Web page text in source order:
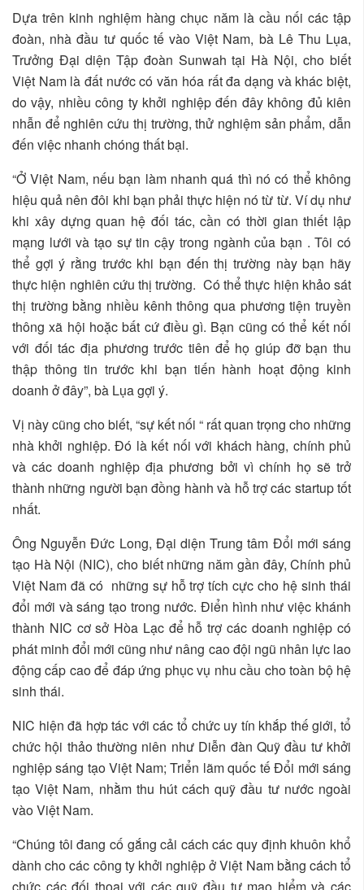
Dựa trên kinh nghiệm hàng chục năm là cầu nối các tập
đoàn, nhà đầu tư quốc tế vào Việt Nam, bà Lê Thu Lụa,
Trưởng Đại diện Tập đoàn Sunwah tại Hà Nội, cho biết
Việt Nam là đất nước có văn hóa rất đa dạng và khác biệt,
do vậy, nhiều công ty khởi nghiệp đến đây không đủ kiên
nhẫn để nghiên cứu thị trường, thử nghiệm sản phẩm, dẫn
đến việc nhanh chóng thất bại.
“Ở Việt Nam, nếu bạn làm nhanh quá thì nó có thể không
hiệu quả nên đôi khi bạn phải thực hiện nó từ từ. Ví dụ như
khi xây dựng quan hệ đối tác, cần có thời gian thiết lập
mạng lưới và tạo sự tin cậy trong ngành của bạn . Tôi có
thể gợi ý rằng trước khi bạn đến thị trường này bạn hãy
thực hiện nghiên cứu thị trường. Có thể thực hiện khảo sát
thị trường bằng nhiều kênh thông qua phương tiện truyền
thông xã hội hoặc bất cứ điều gì. Bạn cũng có thể kết nối
với đối tác địa phương trước tiên để họ giúp đỡ bạn thu
thập thông tin trước khi bạn tiến hành hoạt động kinh
doanh ở đây”, bà Lụa gợi ý.
Vị này cũng cho biết, “sự kết nối “ rất quan trọng cho những
nhà khởi nghiệp. Đó là kết nối với khách hàng, chính phủ
và các doanh nghiệp địa phương bởi vì chính họ sẽ trở
thành những người bạn đồng hành và hỗ trợ các startup tốt
nhất.
Ông Nguyễn Đức Long, Đại diện Trung tâm Đổi mới sáng
tạo Hà Nội (NIC), cho biết những năm gần đây, Chính phủ
Việt Nam đã có những sự hỗ trợ tích cực cho hệ sinh thái
đổi mới và sáng tạo trong nước. Điển hình như việc khánh
thành NIC cơ sở Hòa Lạc để hỗ trợ các doanh nghiệp có
phát minh đổi mới cũng như nâng cao đội ngũ nhân lực lao
động cấp cao để đáp ứng phục vụ nhu cầu cho toàn bộ hệ
sinh thái.
NIC hiện đã hợp tác với các tổ chức uy tín khắp thế giới, tổ
chức hội thảo thường niên như Diễn đàn Quỹ đầu tư khởi
nghiệp sáng tạo Việt Nam; Triển lãm quốc tế Đổi mới sáng
tạo Việt Nam, nhằm thu hút cách quỹ đầu tư nước ngoài
vào Việt Nam.
“Chúng tôi đang cố gắng cải cách các quy định khuôn khổ
dành cho các công ty khởi nghiệp ở Việt Nam bằng cách tổ
chức các đối thoại với các quỹ đầu tư mạo hiểm và các